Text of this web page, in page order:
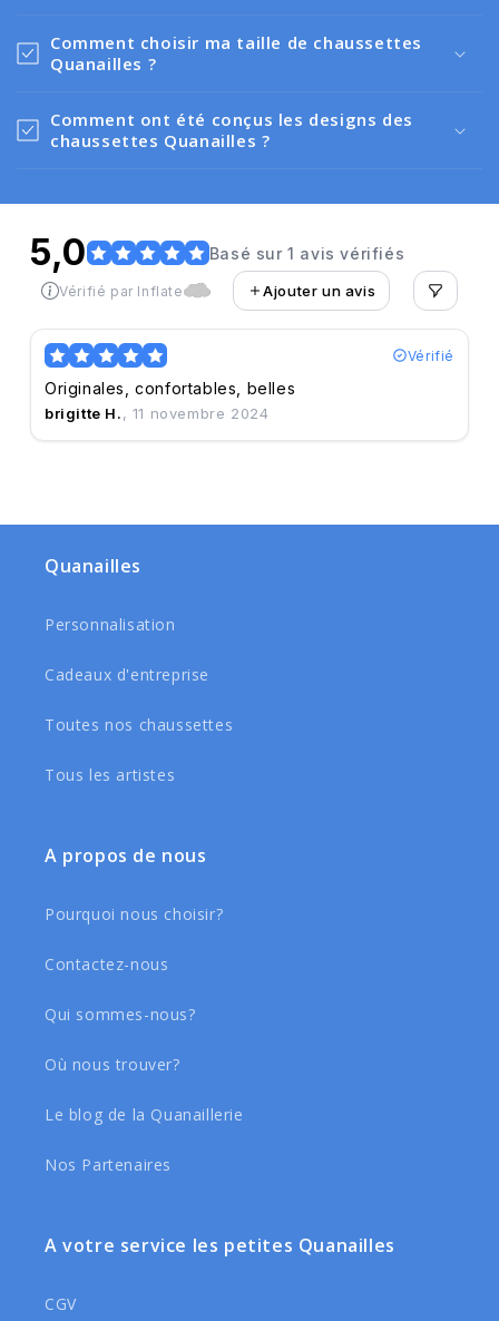
Comment choisir ma taille de chaussettes
Quanailles ?
Comment ont été conçus les designs des
chaussettes Quanailles ?
5,0 Basé sur 1 avis vérifiés
Vérifié par Inflate Ajouter un avis
Vérifié
Originales, confortables, belles
brigitte H., 11 novembre 2024
Quanailles
Personnalisation
Cadeaux d'entreprise
Toutes nos chaussettes
Tous les artistes
A propos de nous
Pourquoi nous choisir?
Contactez-nous
Qui sommes-nous?
Où nous trouver?
Le blog de la Quanaillerie
Nos Partenaires
A votre service les petites Quanailles
CGV